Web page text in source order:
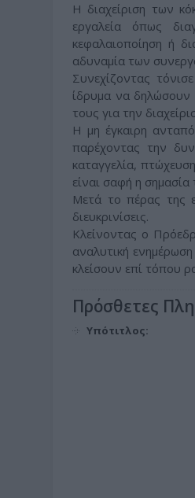
Η διαχείριση των
εργαλεία όπως
κεφαλαιοποίηση ή
αδυναμία των
Συνεχίζοντας
ίδρυμα να δηλώσουν
τους για την
Η μη έγκαιρη
παρέχοντας την
καταγγελία,
είναι σαφή η σημασία
Μετά το πέρας της
διευκρινίσεις.
Κλείνοντας ο
αναλυτική
κλείσουν επί τόπου
Πρόσθετες
Υπότιτλος: